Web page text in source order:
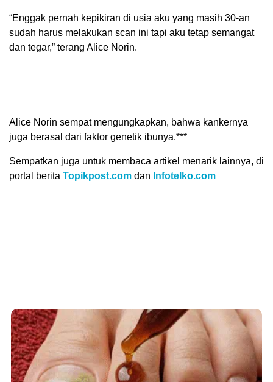
“Enggak pernah kepikiran di usia aku yang masih 30-an
sudah harus melakukan scan ini tapi aku tetap semangat
dan tegar,” terang Alice Norin.
Alice Norin sempat mengungkapkan, bahwa kankernya
juga berasal dari faktor genetik ibunya.***
Sempatkan juga untuk membaca artikel menarik lainnya, di
portal berita Topikpost.com dan Infotelko.com